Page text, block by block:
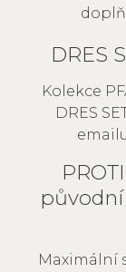
DRES
Kolekce
DRES
původní
Maximální